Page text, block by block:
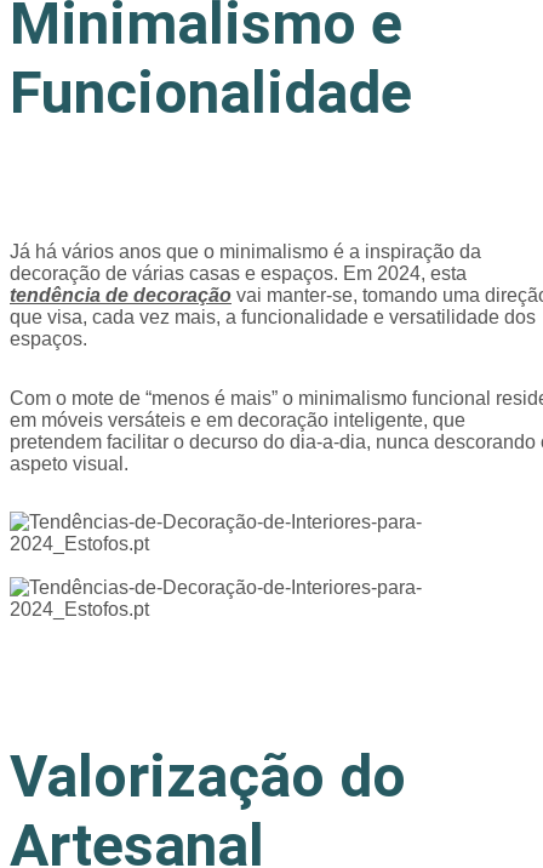
Minimalismo e
Funcionalidade
Já há vários anos que o minimalismo é a inspiração da
decoração de várias casas e espaços. Em 2024, esta
tendência de decoração vai manter-se, tomando uma
que visa, cada vez mais, a funcionalidade e versatilidade dos
espaços.
Com o mote de “menos é mais” o minimalismo funcional
em móveis versáteis e em decoração inteligente, que
pretendem facilitar o decurso do dia-a-dia, nunca descorando
aspeto visual.
Valorização do
Artesanal